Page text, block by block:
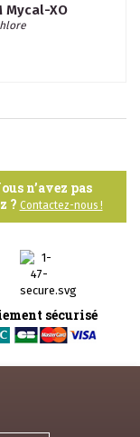
Mycal-XO
n’avez pas
? Contactez-nous !
sécurisé